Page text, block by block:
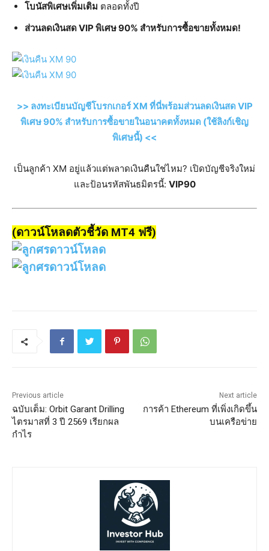
โบนัสพิเศษเพิ่มเติม ตลอดทั้งปี
ส่วนลดเงินสด VIP พิเศษ 90% สำหรับการซื้อขายทั้งหมด!
>> ลงทะเบียนบัญชีโบรกเกอร์ XM ที่นี่พร้อมส่วนลดเงินสด VIP
พิเศษ 90% สำหรับการซื้อขายในอนาคตทั้งหมด (ใช้ลิงก์เชิญ
พิเศษนี้) <<
เป็นลูกค้า XM อยู่แล้วแต่พลาดเงินคืนใช่ไหม? เปิดบัญชีจริงใหม่
และป้อนรหัสพันธมิตรนี้: VIP90
(ดาวน์โหลดตัวชี้วัด MT4 ฟรี)
Previous article
ฉบับเต็ม: Orbit Garant Drilling
ไตรมาสที่ 3 ปี 2569 เรียกผล
กำไร
Next article
การค้า Ethereum ที่เพิ่งเกิดขึ้น
บนเครือข่าย